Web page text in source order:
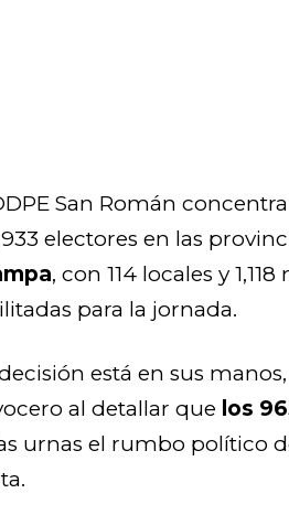
San Román
electores en las
, con 114 locales y
para la jornada.
está en sus
al detallar que los
urnas el rumbo político